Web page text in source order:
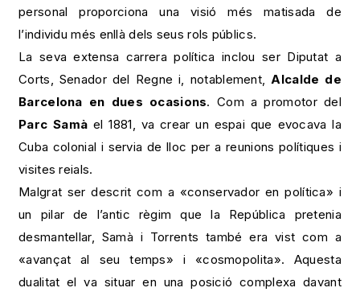
personal proporciona una visió més matisada de
l’individu més enllà dels seus rols públics.
La seva extensa carrera política inclou ser Diputat a
Corts, Senador del Regne i, notablement,Alcalde de
Barcelona en dues ocasions. Com a promotor del
Parc Samà el 1881, va crear un espai que evocava la
Cuba colonial i servia de lloc per a reunions polítiques i
visites reials.
Malgrat ser descrit com a «conservador en política» i
un pilar de l’antic règim que la República pretenia
desmantellar, Samà i Torrents també era vist com a
«avançat al seu temps» i «cosmopolita». Aquesta
dualitat el va situar en una posició complexa davant